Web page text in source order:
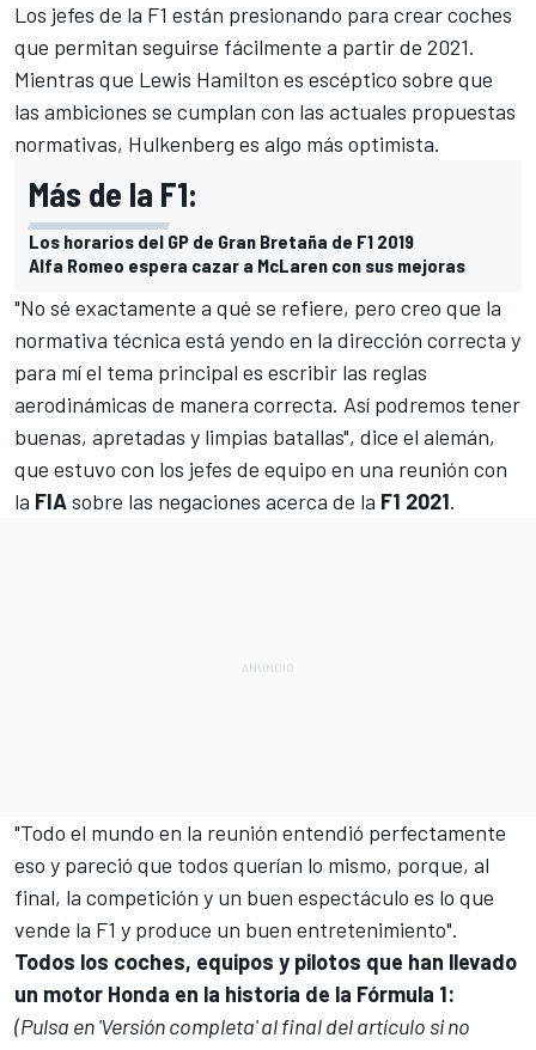
Los jefes de la F1 están presionando para crear coches
que permitan seguirse fácilmente a partir de 2021.
Mientras que Lewis Hamilton es escéptico sobre que
las ambiciones se cumplan con las actuales propuestas
normativas, Hulkenberg es algo más optimista.
Más de la F1:
Los horarios del GP de Gran Bretaña de F1 2019
Alfa Romeo espera cazar a McLaren con sus mejoras
"No sé exactamente a qué se refiere, pero creo que la
normativa técnica está yendo en la dirección correcta y
para mí el tema principal es escribir las reglas
aerodinámicas de manera correcta. Así podremos tener
buenas, apretadas y limpias batallas", dice el alemán,
que estuvo con los jefes de equipo en una reunión con
la FIAsobre las negaciones acerca de la F1 2021.
"Todo el mundo en la reunión entendió perfectamente
eso y pareció que todos querían lo mismo, porque, al
final, la competición y un buen espectáculo es lo que
vende la F1 y produce un buen entretenimiento".
Todos los coches, equipos y pilotos que han llevado
un motor Honda en la historia de la Fórmula 1:
(Pulsa en 'Versión completa' al final del artículo si no